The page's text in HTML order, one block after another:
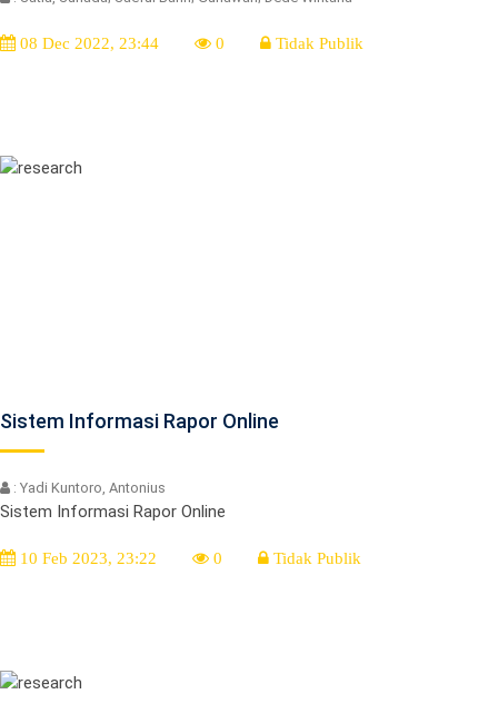
08 Dec 2022, 23:44 0 Tidak Publik
Sistem Informasi Rapor Online
: Yadi Kuntoro, Antonius
Sistem Informasi Rapor Online
10 Feb 2023, 23:22 0 Tidak Publik